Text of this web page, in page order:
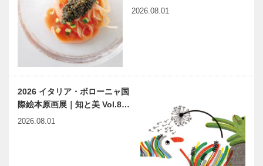
2026.08.01
2026 イタリア・ボローニャ国
際絵本原画展｜知と美 Vol.8…
2026.08.01